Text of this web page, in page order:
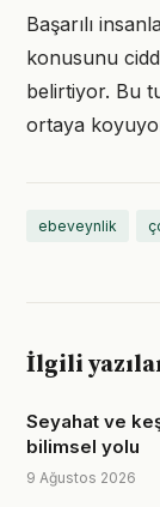
Başarılı
konusunu
belirtiyor. Bu
ortaya
ebeveynlik
İlgili
Seyahat ve
bilimsel yolu
9 Ağustos 2026